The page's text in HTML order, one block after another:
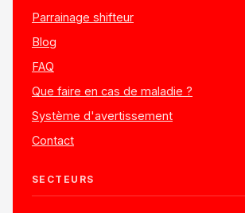
Parrainage shifteur
Blog
FAQ
Que faire en cas de maladie ?
Système d'avertissement
Contact
SECTEURS